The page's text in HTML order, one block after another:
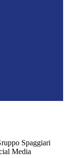
Spaggiari
Media